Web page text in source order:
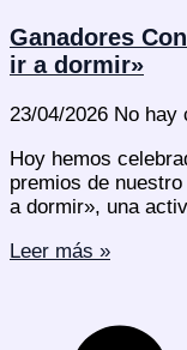
Ganadores
ir a dormir»
23/04/2026 No hay
Hoy hemos
premios de
a dormir», una
Leer más »